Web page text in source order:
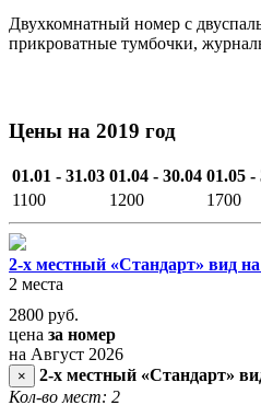
Двухкомнатный номер с
прикроватные тумбочки,
Цены на 2019 год
01.01 - 31.03 01.04 - 30.04 01.05 -
1100
1200 1700
2-х местный «Стандарт» вид
2 места
2800 руб.
цена за номер
на Август 2026
×
2-х местный «Стандарт»
Кол-во мест: 2